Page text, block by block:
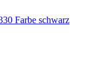
Farbe schwarz